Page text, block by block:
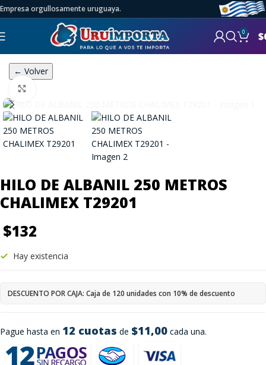
Empresa orgullosamente uruguaya.
0 $
← Volver
HILO DE ALBANIL 250 METROS
CHALIMEX T29201
$132
Pague hasta en 12 cuotas de $11,00 cada una.
Hay existencia
DESCUENTO POR CAJA: Caja de 120 unidades con 10% de descuento